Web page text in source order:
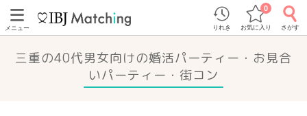
メニュー りれき お気に入り
0
さがす
三重の40代男女向けの婚活パーティー・お見合
いパーティー・街コン